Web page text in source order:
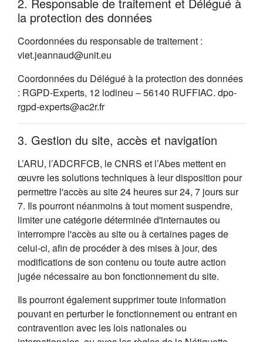
la protection des données
Coordonnées du responsable de traitement :
viet.jeannaud@unit.eu
Coordonnées du Délégué à la protection des données
: RGPD-Experts, 12 lodineu – 56140 RUFFIAC. dpo-
rgpd-experts@ac2r.fr
3. Gestion du site, accès et navigation
L’ARU, l’ADCRFCB, le CNRS et l’Abes mettent en
œuvre les solutions techniques à leur disposition pour
permettre l'accès au site 24 heures sur 24, 7 jours sur
7. Ils pourront néanmoins à tout moment suspendre,
limiter une catégorie déterminée d'internautes ou
interrompre l'accès au site ou à certaines pages de
celui-ci, afin de procéder à des mises à jour, des
modifications de son contenu ou toute autre action
jugée nécessaire au bon fonctionnement du site.
Ils pourront également supprimer toute information
pouvant en perturber le fonctionnement ou entrant en
contravention avec les lois nationales ou